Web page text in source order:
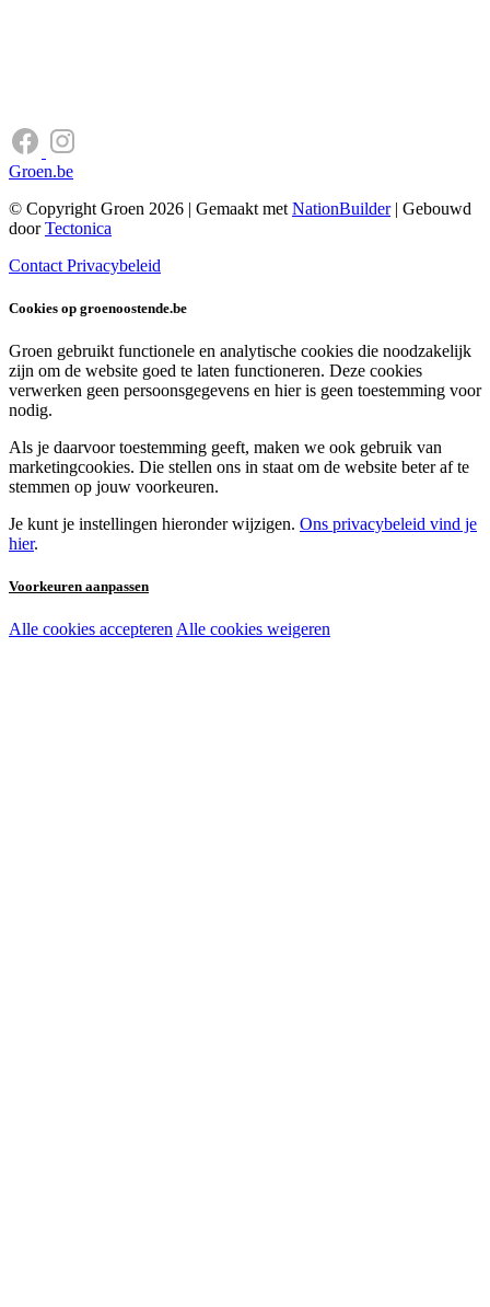
Groen.be
© Copyright Groen 2026 | Gemaakt met NationBuilder| Gebouwd
doorTectonica
Contact Privacybeleid
Cookies op groenoostende.be
Groen gebruikt functionele en analytische cookies die noodzakelijk
zijn om de website goed te laten functioneren. Deze cookies
verwerken geen persoonsgegevens en hier is geen toestemming voor
nodig.
Als je daarvoor toestemming geeft, maken we ook gebruik van
marketingcookies. Die stellen ons in staat om de website beter af te
stemmen op jouw voorkeuren.
Je kunt je instellingen hieronder wijzigen. Ons privacybeleid vind je
hier.
Voorkeuren aanpassen
Noodzakelijke cookies:
Alle cookies accepteren Alle cookies weigeren